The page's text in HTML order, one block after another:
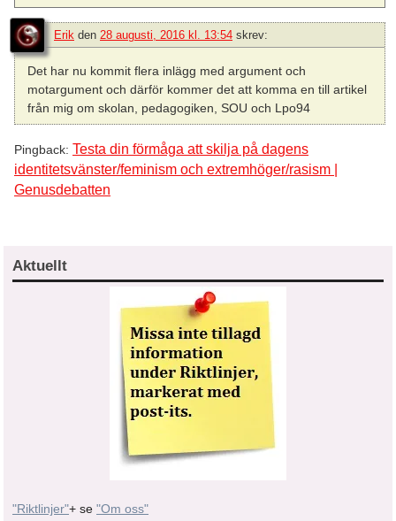
Erik den 28 augusti, 2016 kl. 13:54 skrev:
Det har nu kommit flera inlägg med argument och
motargument och därför kommer det att komma en till artikel
från mig om skolan, pedagogiken, SOU och Lpo94
Pingback: Testa din förmåga att skilja på dagens
identitetsvänster/feminism och extremhöger/rasism |
Genusdebatten
Aktuellt
"Riktlinjer"+ se "Om oss"